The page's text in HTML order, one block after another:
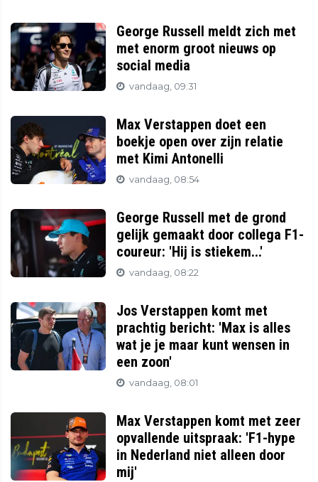
George Russell meldt zich met
met enorm groot nieuws op
social media
vandaag, 09:31
Max Verstappen doet een
boekje open over zijn relatie
met Kimi Antonelli
vandaag, 08:54
George Russell met de grond
gelijk gemaakt door collega F1-
coureur: 'Hij is stiekem...'
vandaag, 08:22
Jos Verstappen komt met
prachtig bericht: 'Max is alles
wat je je maar kunt wensen in
een zoon'
vandaag, 08:01
Max Verstappen komt met zeer
opvallende uitspraak: 'F1-hype
in Nederland niet alleen door
mij'